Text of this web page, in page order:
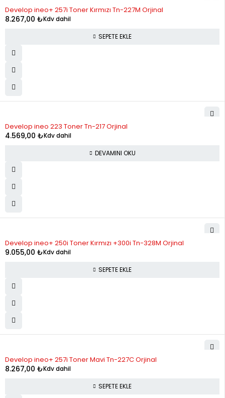
Develop ineo+ 257i Toner Kırmızı Tn-227M Orjinal
8.267,00 ₺Kdv dahil
SEPETE EKLE
Develop ineo 223 Toner Tn-217 Orjinal
4.569,00 ₺Kdv dahil
DEVAMINI OKU
Develop ineo+ 250i Toner Kırmızı +300i Tn-328M Orjinal
9.055,00 ₺Kdv dahil
SEPETE EKLE
Develop ineo+ 257i Toner Mavi Tn-227C Orjinal
8.267,00 ₺Kdv dahil
SEPETE EKLE